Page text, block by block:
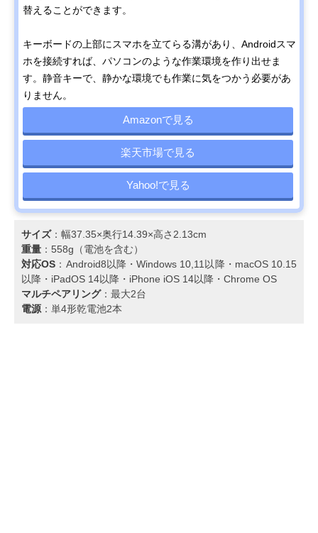
替えることができます。
キーボードの上部にスマホを立てらる溝があり、Androidスマ
ホを接続すれば、パソコンのような作業環境を作り出せま
す。静音キーで、静かな環境でも作業に気をつかう必要があ
りません。
Amazonで見る
楽天市場で見る
Yahoo!で見る
サイズ：幅37.35×奥行14.39×高さ2.13cm
重量 ：558g（電池を含む）
対応OS ：Android8以降・Windows 10,11以降・macOS 10.15
以降・iPadOS 14以降・iPhone iOS 14以降・Chrome OS
マルチペアリング：最大2台
電源：単4形乾電池2本